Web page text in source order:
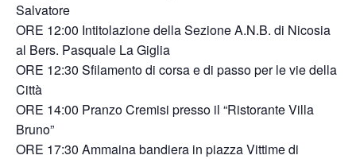
Salvatore
ORE 12:00 Intitolazione della Sezione A.N.B. di Nicosia
al Bers. Pasquale La Giglia
ORE 12:30 Sfilamento di corsa e di passo per le vie della
Città
ORE 14:00 Pranzo Cremisi presso il “Ristorante Villa
Bruno”
ORE 17:30 Ammaina bandiera in piazza Vittime di